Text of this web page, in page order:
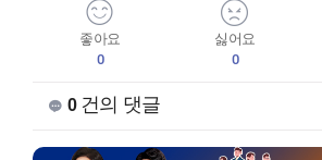
좋아요
0
싫어요
0
0건의 댓글